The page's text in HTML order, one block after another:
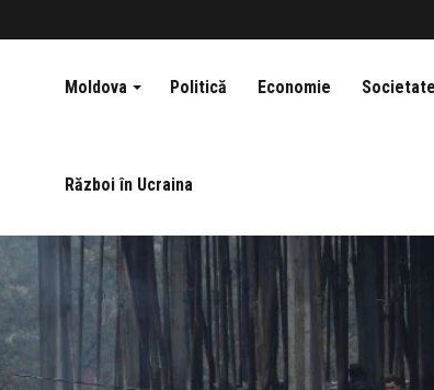
Moldova Politică Economie Societate
Război în Ucraina